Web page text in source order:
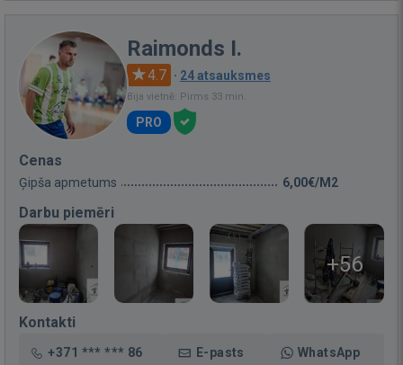
Raimonds I.
4.7 · 24 atsauksmes
Bija vietnē: Pirms 33 min.
PRO
Cenas
Ģipša apmetums 6,00€/M2
Darbu piemēri
+56
Kontakti
+371 *** *** 86 E-pasts WhatsApp